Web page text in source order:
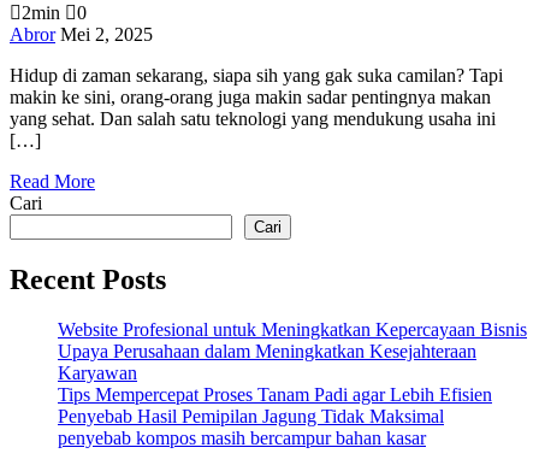
2min
0
on
Frying
Anti
Gosong
untuk
Snack
Sehat
Abror Mei 2, 2025
Hidup di zaman sekarang, siapa sih yang gak suka camilan? Tapi
makin ke sini, orang-orang juga makin sadar pentingnya makan
yang sehat. Dan salah satu teknologi yang mendukung usaha ini
[…]
Read More
Cari
Cari
Recent Posts
Website Profesional untuk Meningkatkan Kepercayaan Bisnis
Upaya Perusahaan dalam Meningkatkan Kesejahteraan
Karyawan
Tips Mempercepat Proses Tanam Padi agar Lebih Efisien
Penyebab Hasil Pemipilan Jagung Tidak Maksimal
penyebab kompos masih bercampur bahan kasar